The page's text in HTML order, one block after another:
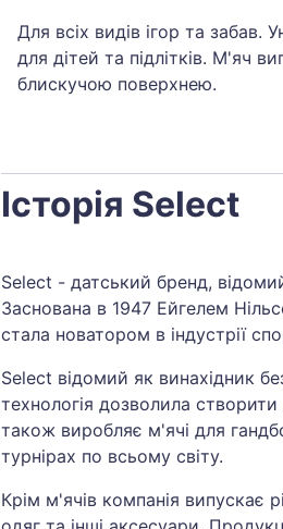
Для всіх видів ігор та
для дітей та підлітків. М'яч
блискучою поверхнею.
Історія Select
Select - датський бренд,
Заснована в 1947 Ейгелем
стала новатором в індустрії
Select відомий як винахідник
технологія дозволила
також виробляє м'ячі для
турнірах по всьому світу.
Крім м'ячів компанія випускає